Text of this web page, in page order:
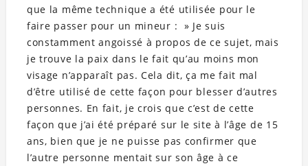
que la même technique a été utilisée pour le
faire passer pour un mineur : » Je suis
constamment angoissé à propos de ce sujet, mais
je trouve la paix dans le fait qu’au moins mon
visage n’apparaît pas. Cela dit, ça me fait mal
d’être utilisé de cette façon pour blesser d’autres
personnes. En fait, je crois que c’est de cette
façon que j’ai été préparé sur le site à l’âge de 15
ans, bien que je ne puisse pas confirmer que
l’autre personne mentait sur son âge à ce